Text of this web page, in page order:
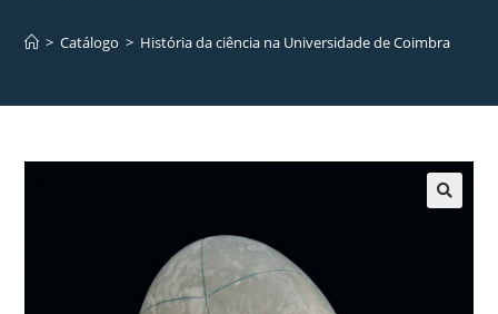
> Catálogo > História da ciência na Universidade de Coimbra